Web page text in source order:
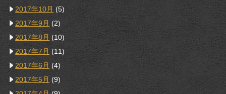
2017年10月 (5)
2017年9月 (2)
2017年8月 (10)
2017年7月 (11)
2017年6月 (4)
2017年5月 (9)